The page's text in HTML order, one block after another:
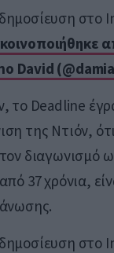
στο
David
το Deadline
της Ντιόν,
διαγωνισμό
37 χρόνια,
στο